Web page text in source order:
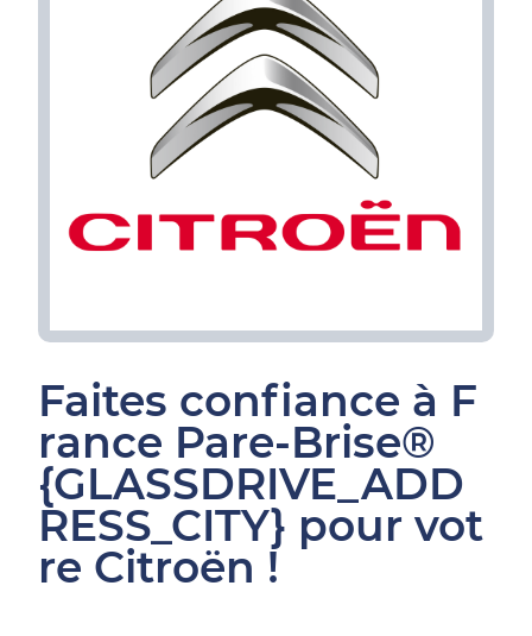
Faites confiance à F
rance Pare-Brise®
{GLASSDRIVE_ADD
RESS_CITY} pour vot
re Citroën !